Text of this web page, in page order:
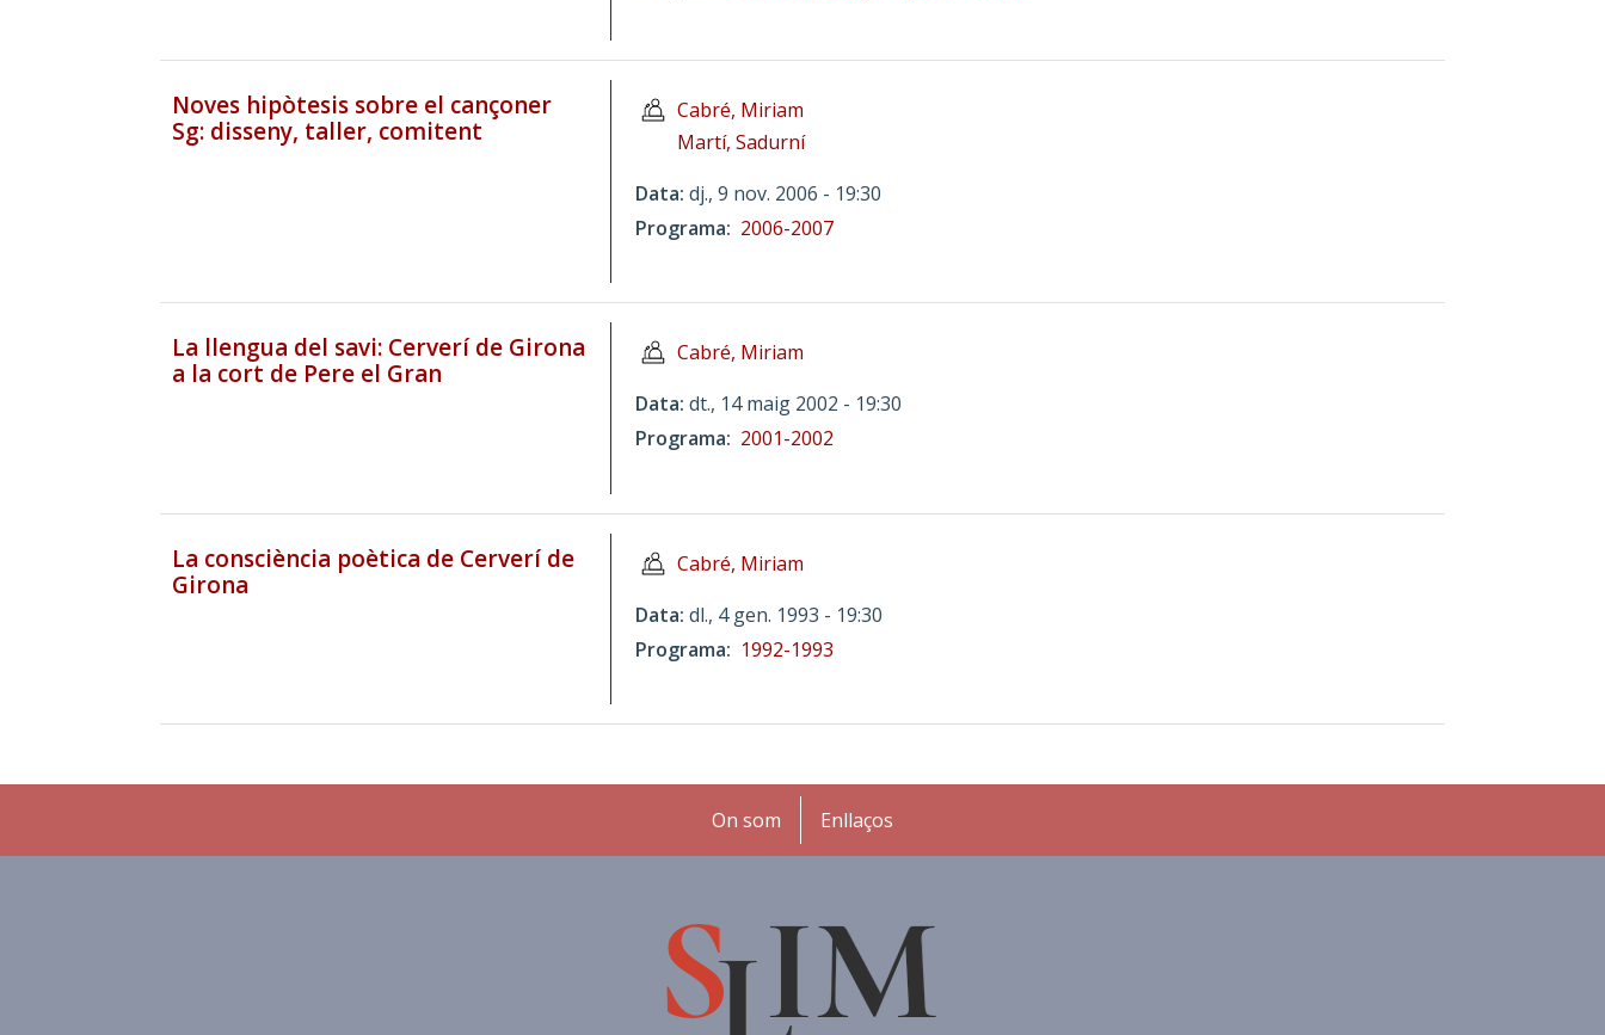
Noves hipòtesis sobre el cançoner
Sg: disseny, taller, comitent
Cabré, Miriam
Martí, Sadurní
Data dj., 9 nov. 2006 - 19:30
Programa
2006-2007
La llengua del savi: Cerverí de Girona
a la cort de Pere el Gran
Cabré, Miriam
Data dt., 14 maig 2002 - 19:30
Programa
2001-2002
La consciència poètica de Cerverí de
Girona
Cabré, Miriam
Data dl., 4 gen. 1993 - 19:30
Programa
1992-1993
Peu
On som Enllaços